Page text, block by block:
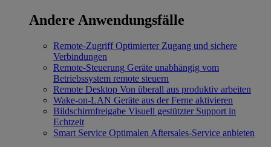
Andere Anwendungsfälle
Remote-Zugriff Optimierter Zugang und sichere
Verbindungen
Remote-Steuerung Geräte unabhängig vom
Betriebssystem remote steuern
Remote Desktop Von überall aus produktiv arbeiten
Wake-on-LAN Geräte aus der Ferne aktivieren
Bildschirmfreigabe Visuell gestützter Support in
Echtzeit
Smart Service Optimalen Aftersales-Service anbieten